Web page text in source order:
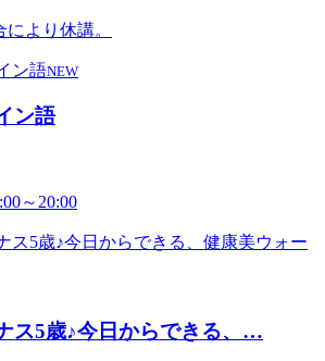
より休講。
NEW
ン語
～20:00
ス5歳♪今日からできる、 …